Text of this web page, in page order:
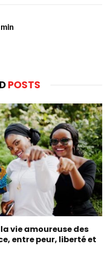
POSTS
vie amoureuse des
entre peur, liberté et